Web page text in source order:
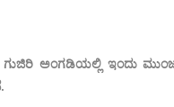
ಅಂಗಡಿಯಲ್ಲಿ ಇಂದು